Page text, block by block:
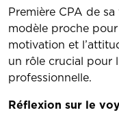
Première CPA de
modèle proche pour
motivation et
un rôle crucial pour
professionnelle.
Réflexion sur le